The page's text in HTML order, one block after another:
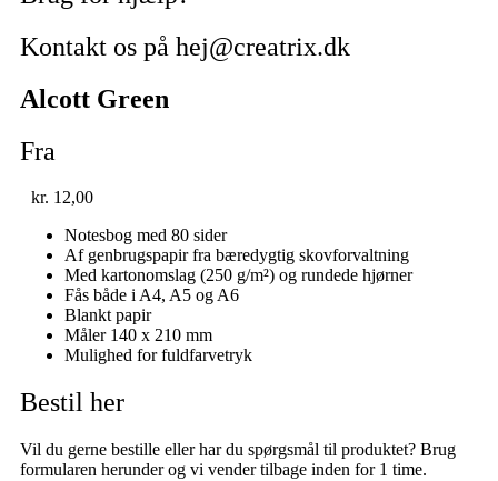
Kontakt os på hej@creatrix.dk
Alcott Green
Fra
kr. 12,00
Notesbog med 80 sider
Af genbrugspapir fra bæredygtig skovforvaltning
Med kartonomslag (250 g/m²) og rundede hjørner
Fås både i A4, A5 og A6
Blankt papir
Måler 140 x 210 mm
Mulighed for fuldfarvetryk
Bestil her
Vil du gerne bestille eller har du spørgsmål til produktet? Brug
formularen herunder og vi vender tilbage inden for 1 time.